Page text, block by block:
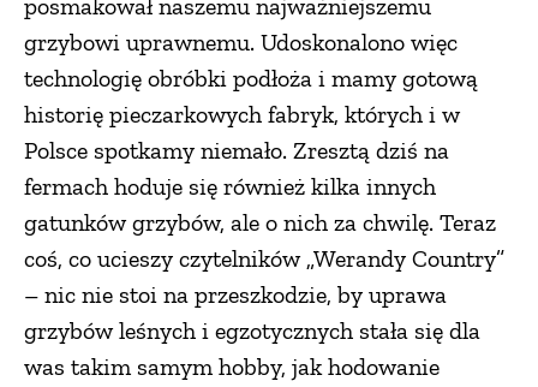
posmakował naszemu najważniejszemu
grzybowi uprawnemu. Udoskonalono więc
technologię obróbki podłoża i mamy gotową
historię pieczarkowych fabryk, których i w
Polsce spotkamy niemało. Zresztą dziś na
fermach hoduje się również kilka innych
gatunków grzybów, ale o nich za chwilę. Teraz
coś, co ucieszy czytelników „Werandy Country”
– nic nie stoi na przeszkodzie, by uprawa
grzybów leśnych i egzotycznych stała się dla
was takim samym hobby, jak hodowanie